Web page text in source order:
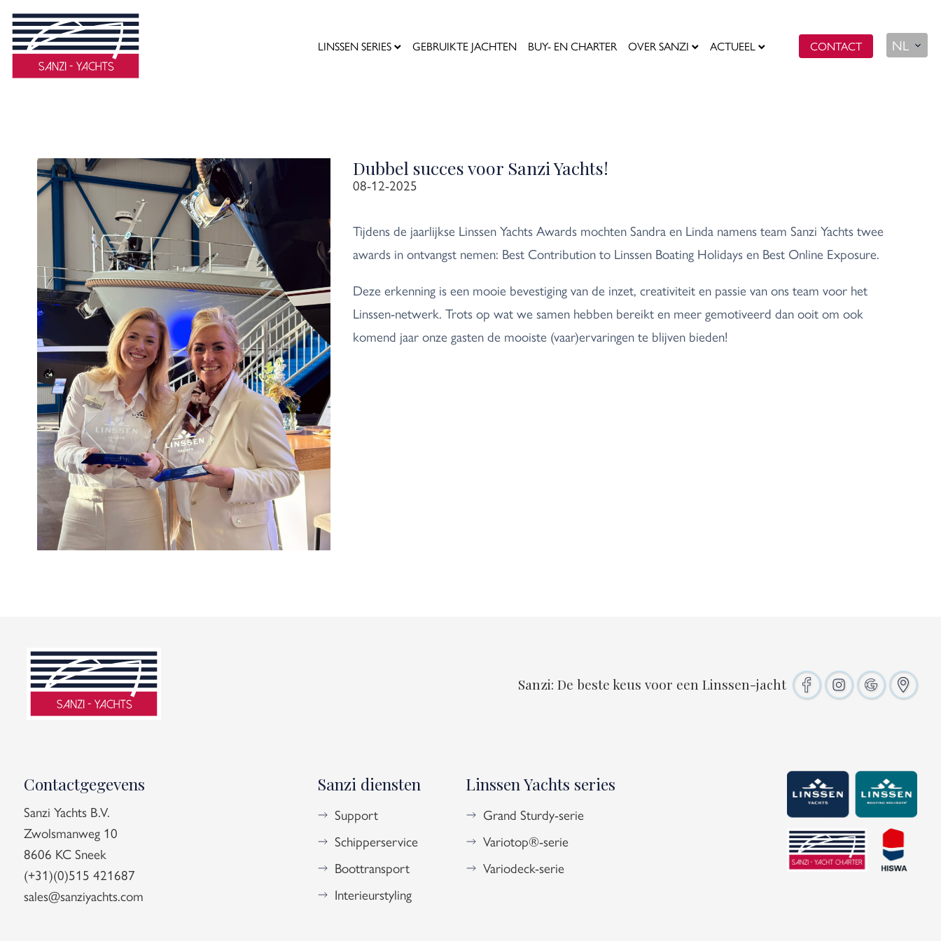
LINSSEN SERIES GEBRUIKTE JACHTEN BUY- EN CHARTER OVER SANZI ACTUEEL CONTACT
Dubbel succes voor Sanzi Yachts!
08-12-2025
Tijdens de jaarlijkse Linssen Yachts Awards mochten Sandra en Linda namens team Sanzi Yachts twee
awards in ontvangst nemen: Best Contribution to Linssen Boating Holidays en Best Online Exposure.
Deze erkenning is een mooie bevestiging van de inzet, creativiteit en passie van ons team voor het
Linssen-netwerk. Trots op wat we samen hebben bereikt en meer gemotiveerd dan ooit om ook
komend jaar onze gasten de mooiste (vaar)ervaringen te blijven bieden!
Sanzi: De beste keus voor een Linssen-jacht
Contactgegevens
Sanzi Yachts B.V.
Zwolsmanweg 10
8606 KC Sneek
(+31)(0)515 421687
sales@sanziyachts.com
Sanzi diensten
Support
Schipperservice
Boottransport
Interieurstyling
Linssen Yachts series
Grand Sturdy-serie
Variotop®-serie
Variodeck-serie